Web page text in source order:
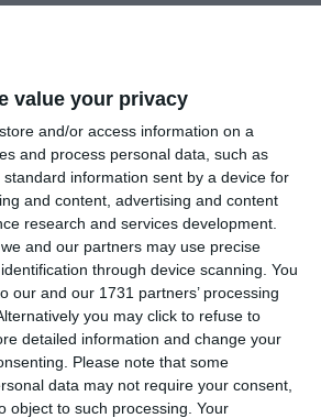
value your privacy
store and/or access information on a
and process personal data, such as
information sent by a device for
and content, advertising and content
research and services development.
and our partners may use precise
through device scanning. You
our and our 1731 partners’ processing
you may click to refuse to
detailed information and change your
Please note that some
data may not require your consent,
object to such processing. Your
de lei (peste 3,36 milioane de euro),
în joc un report în valoare de
16.700 de euro). La Noroc Plus se
I un report în valoare de peste
97.100 de euro).
I, este în joc un report în valoare
lei (peste 198.200 de euro), iar la
un report în valoare de
11.300 de euro). La Super Noroc
I un report în valoare de peste 39.600